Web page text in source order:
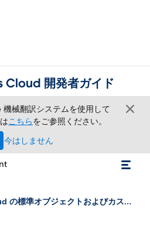
開発者ガイド
械翻訳システムを使用して
こちらをご参照ください。
今はしません
Financial Services Cloud の標準オブジェクトおよびカスタムオブジェクト